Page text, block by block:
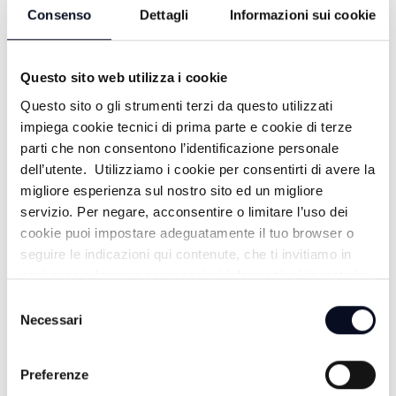
Consenso Dettagli Informazioni sui cookie
Questo sito web utilizza i cookie
Questo sito o gli strumenti terzi da questo utilizzati
impiega cookie tecnici di prima parte e cookie di terze
parti che non consentono l’identificazione personale
dell’utente. Utilizziamo i cookie per consentirti di avere la
migliore esperienza sul nostro sito ed un migliore
servizio. Per negare, acconsentire o limitare l’uso dei
cookie puoi impostare adeguatamente il tuo browser o
seguire le indicazioni qui contenute, che ti invitiamo in
ogni caso a leggere per maggiori informazioni in materia
delNecessari
Preferenze
FACCIA A FACCIA DEEP PRESSURE -
FACCIA A FACCIA "ALIMENTAZIONE
SANA O PERICOLOSE BUGIE" -
29/06/2026
1 MESE FA
FACCIA A FACCIA VACANZE IN
1 MESE FA